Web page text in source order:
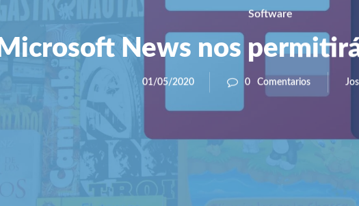
Software
Microsoft News nos
01/05/2020 0 Comentarios